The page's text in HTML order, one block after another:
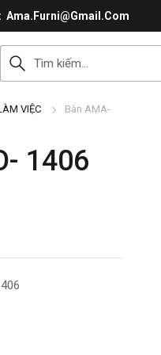
Ama.Furni@Gmail.Com
VIỆC
Bàn AMA-
1406